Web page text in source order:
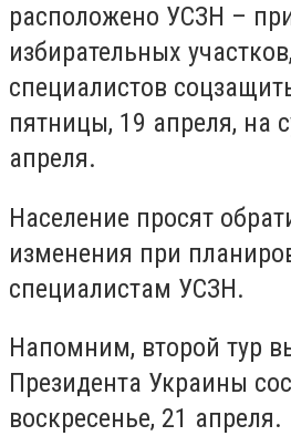
расположено УСЗН –
избирательных
специалистов
пятницы, 19 апреля, на
апреля.
Население просят
изменения при
специалистам УСЗН.
Напомним, второй тур
Президента Украины
воскресенье, 21 апреля.